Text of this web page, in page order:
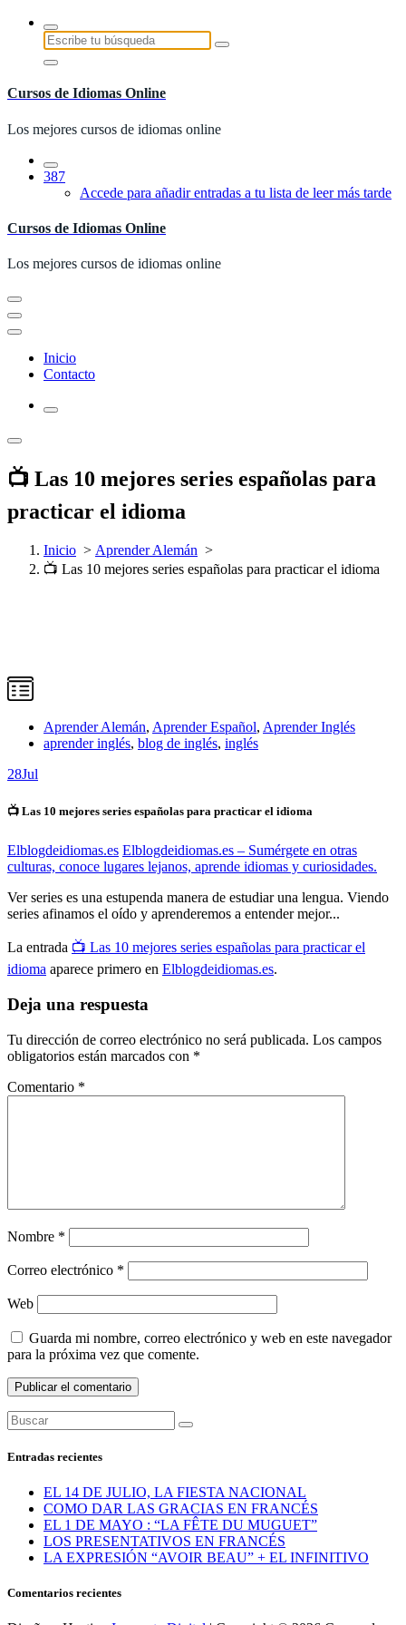
Saltar
contenido
Buscar:
Cursos de Idiomas Online
Los mejores cursos de idiomas online
387
Accede para añadir entradas a tu lista de leer más tarde
Cursos de Idiomas Online
Los mejores cursos de idiomas online
Inicio
Contacto
📺​ Las 10 mejores series españolas para
practicar el idioma
Inicio > Aprender Alemán >
📺​ Las 10 mejores series españolas para practicar el idioma
Aprender Alemán, Aprender Español, Aprender Inglés
aprender inglés, blog de inglés, inglés
28Jul
📺​ Las 10 mejores series españolas para practicar el idioma
Elblogdeidiomas.es Elblogdeidiomas.es – Sumérgete en otras
culturas, conoce lugares lejanos, aprende idiomas y curiosidades.
Ver series es una estupenda manera de estudiar una lengua. Viendo
series afinamos el oído y aprenderemos a entender mejor...
La entrada 📺​ Las 10 mejores series españolas para practicar el
idioma aparece primero en Elblogdeidiomas.es.
Deja una respuesta
Tu dirección de correo electrónico no será publicada. Los campos
obligatorios están marcados con *
Comentario *
Nombre *
Correo electrónico *
Web
Guarda mi nombre, correo electrónico y web en este navegador
para la próxima vez que comente.
Entradas recientes
EL 14 DE JULIO, LA FIESTA NACIONAL
COMO DAR LAS GRACIAS EN FRANCÉS
EL 1 DE MAYO : “LA FÊTE DU MUGUET”
LOS PRESENTATIVOS EN FRANCÉS
LA EXPRESIÓN “AVOIR BEAU” + EL INFINITIVO
Comentarios recientes